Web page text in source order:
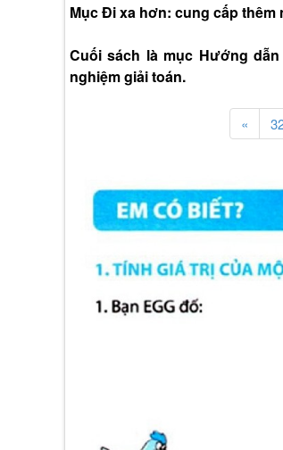
Mục Đi xa hơn: cung cấp
Cuối sách là mục Hướng
nghiệm giải toán.
«